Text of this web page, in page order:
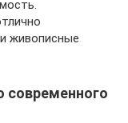
живописные
современного